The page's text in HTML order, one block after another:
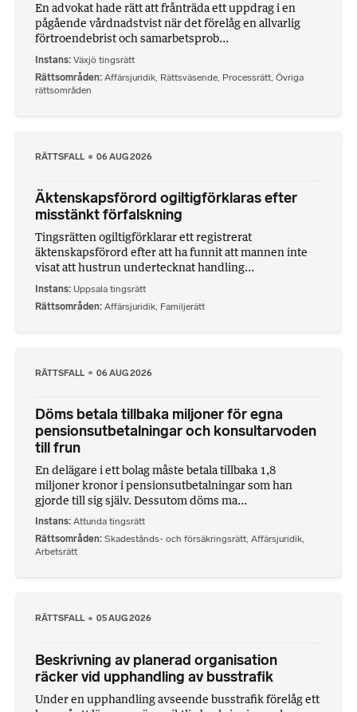
En advokat hade rätt att frånträda ett uppdrag i en
pågående vårdnadstvist när det förelåg en allvarlig
förtroendebrist och samarbetsprob...
Instans Växjö tingsrätt
Rättsområden Affärsjuridik Rättsväsende Processrätt Övriga
rättsområden
RÄTTSFALL 06 AUG 2026
Äktenskapsförord ogiltigförklaras efter
misstänkt förfalskning
Tingsrätten ogiltigförklarar ett registrerat
äktenskapsförord efter att ha funnit att mannen inte
visat att hustrun undertecknat handling...
Instans Uppsala tingsrätt
Rättsområden Affärsjuridik Familjerätt
RÄTTSFALL 06 AUG 2026
Döms betala tillbaka miljoner för egna
pensionsutbetalningar och konsultarvoden
till frun
En delägare i ett bolag måste betala tillbaka 1,8
miljoner kronor i pensionsutbetalningar som han
gjorde till sig själv. Dessutom döms ma...
Instans Attunda tingsrätt
Rättsområden Skadestånds- och försäkringsrätt, Affärsjuridik,
Arbetsrätt
RÄTTSFALL 05 AUG 2026
Beskrivning av planerad organisation
räcker vid upphandling av busstrafik
Under en upphandling avseende busstrafik förelåg ett